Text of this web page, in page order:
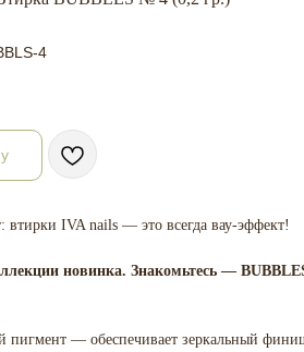
4
втирки IVA nails — это всегда вау-эффект!
новинка. Знакомьтесь —
пигмент — обеспечивает зеркальный